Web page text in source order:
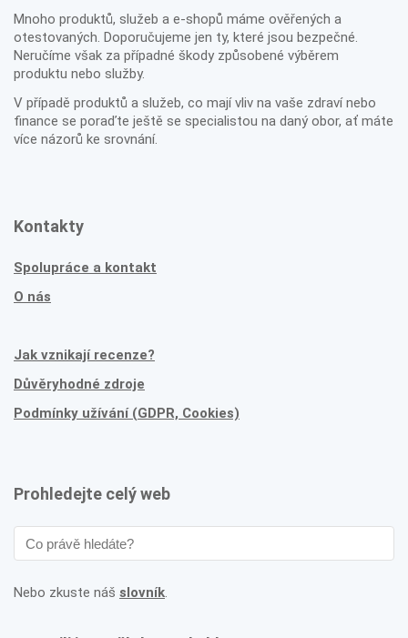
Mnoho produktů, služeb a e-shopů máme ověřených a
otestovaných. Doporučujeme jen ty, které jsou bezpečné.
Neručíme však za případné škody způsobené výběrem
produktu nebo služby.
V případě produktů a služeb, co mají vliv na vaše zdraví nebo
finance se poraďte ještě se specialistou na daný obor, ať máte
více názorů ke srovnání.
Kontakty
Spolupráce a kontakt
O nás
Jak vznikají recenze?
Důvěryhodné zdroje
Podmínky užívání (GDPR, Cookies)
Prohledejte celý web
Nebo zkuste náš slovník.